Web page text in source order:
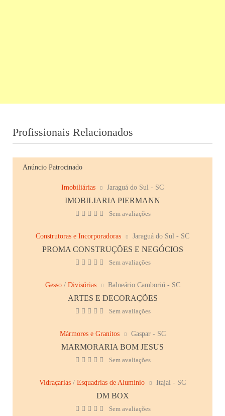
Profissionais Relacionados
Anúncio Patrocinado
Imobiliárias Jaraguá do Sul - SC
IMOBILIARIA PIERMANN
Sem avaliações
Construtoras e Incorporadoras Jaraguá do Sul - SC
PROMA CONSTRUÇÕES E NEGÓCIOS
Sem avaliações
Gesso/ Divisórias Balneário Camboriú - SC
ARTES E DECORAÇÕES
Sem avaliações
Mármores e Granitos Gaspar - SC
MARMORARIA BOM JESUS
Sem avaliações
Vidraçarias / Esquadrias de Alumínio Itajaí - SC
DM BOX
Sem avaliações